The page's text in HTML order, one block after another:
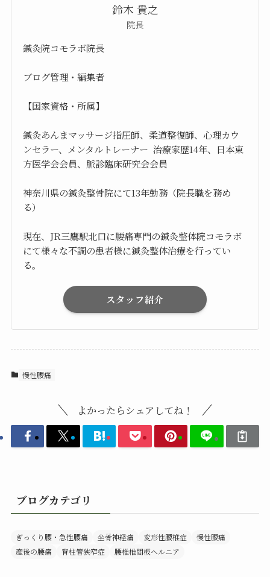
鈴木 貴之
院長
鍼灸院コモラボ院長
ブログ管理・編集者
【国家資格・所属】
鍼灸あんまマッサージ指圧師、柔道整復師、心理カウ
ンセラー、メンタルトレーナー 治療家歴14年、日本東
方医学会会員、脈診臨床研究会会員
神奈川県の鍼灸整骨院にて13年勤務（院長職を務め
る）
現在、JR三鷹駅北口に腰痛専門の鍼灸整体院コモラボ
にて様々な不調の患者様に鍼灸整体治療を行ってい
る。
スタッフ紹介
慢性腰痛
よかったらシェアしてね！
ブログカテゴリ
ぎっくり腰・急性腰痛 坐骨神経痛 変形性腰椎症
慢性腰痛
産後の腰痛
脊柱管狭窄症 腰椎椎間板ヘルニア